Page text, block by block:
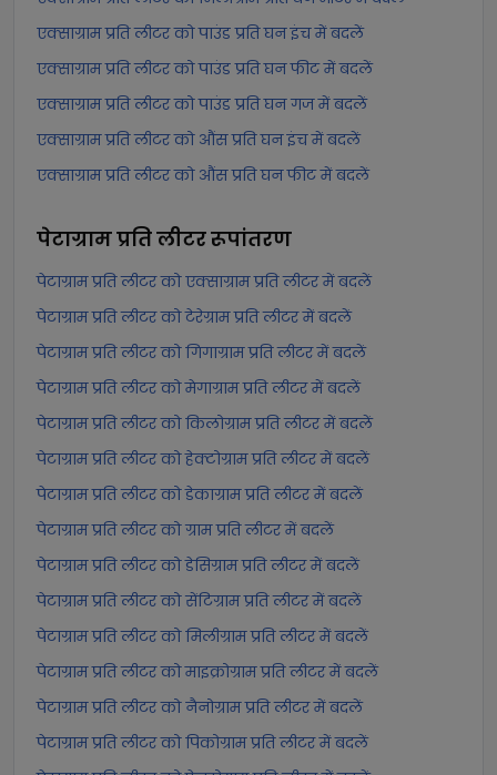
एक्साग्राम प्रति लीटर को पाउंड प्रति घन इंच में बदलें
एक्साग्राम प्रति लीटर को पाउंड प्रति घन फीट में बदलें
एक्साग्राम प्रति लीटर को पाउंड प्रति घन गज में बदलें
एक्साग्राम प्रति लीटर को औंस प्रति घन इंच में बदलें
एक्साग्राम प्रति लीटर को औंस प्रति घन फीट में बदलें
पेटाग्राम प्रति लीटररूपांतरण
पेटाग्राम प्रति लीटर को एक्साग्राम प्रति लीटर में बदलें
पेटाग्राम प्रति लीटर को टेरेग्राम प्रति लीटर में बदलें
पेटाग्राम प्रति लीटर को गिगाग्राम प्रति लीटर में बदलें
पेटाग्राम प्रति लीटर को मेगाग्राम प्रति लीटर में बदलें
पेटाग्राम प्रति लीटर को किलोग्राम प्रति लीटर में बदलें
पेटाग्राम प्रति लीटर को हेक्टोग्राम प्रति लीटर में बदलें
पेटाग्राम प्रति लीटर को डेकाग्राम प्रति लीटर में बदलें
पेटाग्राम प्रति लीटर को ग्राम प्रति लीटर में बदलें
पेटाग्राम प्रति लीटर को डेसिग्राम प्रति लीटर में बदलें
पेटाग्राम प्रति लीटर को सेंटिग्राम प्रति लीटर में बदलें
पेटाग्राम प्रति लीटर को मिलीग्राम प्रति लीटर में बदलें
पेटाग्राम प्रति लीटर को माइक्रोग्राम प्रति लीटर में बदलें
पेटाग्राम प्रति लीटर को नैनोग्राम प्रति लीटर में बदलें
पेटाग्राम प्रति लीटर को पिकोग्राम प्रति लीटर में बदलें